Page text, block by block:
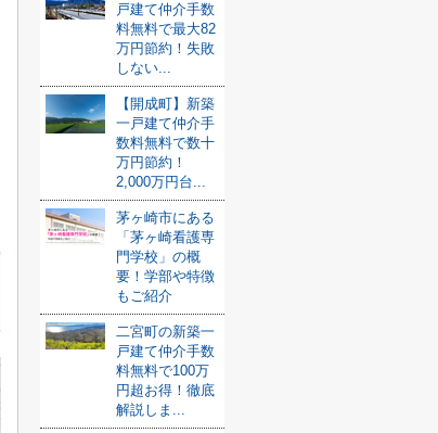
戸建て仲介手数
料無料で最大82
万円節約！失敗
しない...
【開成町】新築
一戸建て仲介手
数料無料で数十
万円節約！
2,000万円台...
茅ヶ崎市にある
「茅ヶ崎看護専
門学校」の概
要！学部や特徴
もご紹介
二宮町の新築一
戸建て仲介手数
料無料で100万
円超お得！徹底
解説しま...